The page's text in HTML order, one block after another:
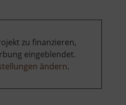
zu finanzieren,
eingeblendet.
ändern.